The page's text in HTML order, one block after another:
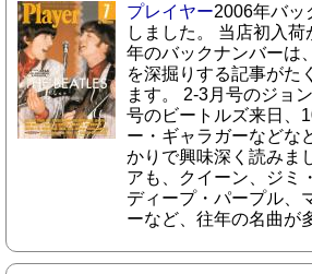
プレイヤー2006年バッ
しました。 当店初入
年のバックナンバーは
を深掘りする記事がた
ます。 2-3月号のジョ
号のビートルズ来日、
ー・ギャラガーなどな
かりで興味深く読みま
アも、クイーン、ジミ
ディープ・パープル、
ーなど、往年の名曲が